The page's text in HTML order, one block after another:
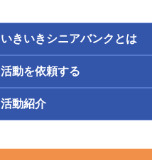
いきいきシニアバンクとは
活動を依頼する
活動紹介